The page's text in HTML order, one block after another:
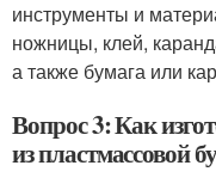
инструменты и
ножницы, клей,
а также бумага или
Вопрос 3: Как
из пластмассовой